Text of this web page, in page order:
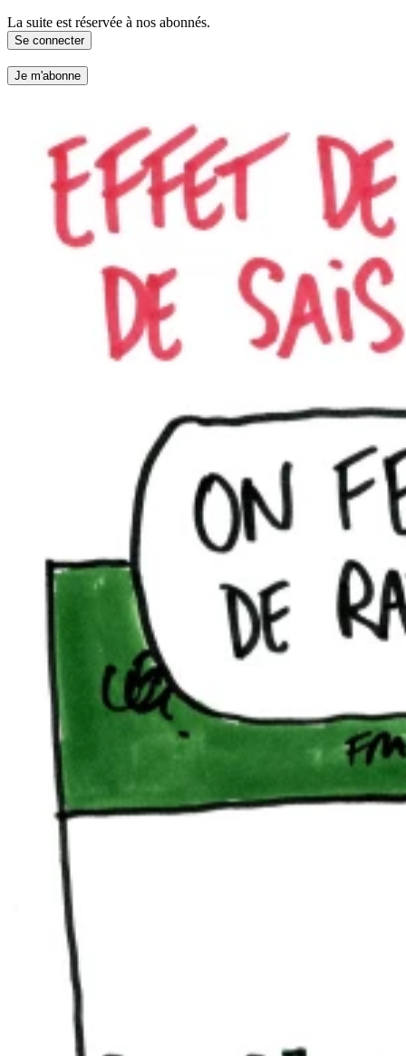
La suite est réservée à nos abonnés.
Se connecter
Je m'abonne